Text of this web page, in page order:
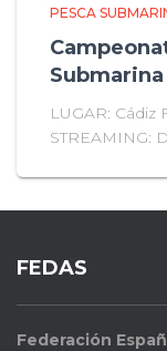
PESCA
LUGAR: Cádiz
STREAMING:
FEDAS
Federación